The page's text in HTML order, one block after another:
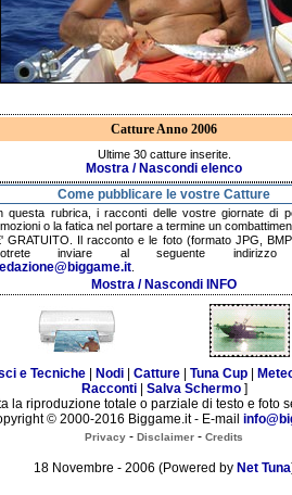
Catture Anno 2006
Ultime 30 catture inserite.
Mostra / Nascondi elenco
Come pubblicare le vostre Catture
questa rubrica, i racconti delle vostre giornate di
o la fatica nel portare a termine un
GRATUITO. Il racconto e le foto (formato JPG,
inviare al seguente indirizzo
Mostra / Nascondi INFO
e Tecniche Nodi Catture Tuna Cup
Racconti| Salva Schermo]
la riproduzione totale o parziale di testo e foto
© 2000-2016 Biggame.it - E-mail
Privacy - Disclaimer - Credits
18 Novembre - 2006 (Powered by Net Tuna